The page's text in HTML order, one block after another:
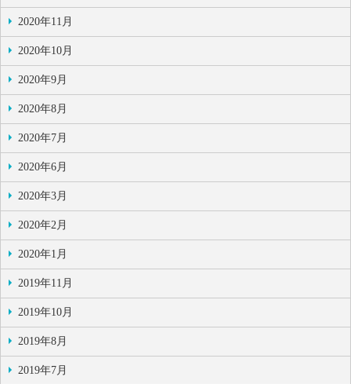
2020年11月
2020年10月
2020年9月
2020年8月
2020年7月
2020年6月
2020年3月
2020年2月
2020年1月
2019年11月
2019年10月
2019年8月
2019年7月